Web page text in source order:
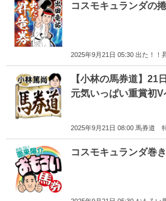
コスモキュランダの
2025年9月21日 05:30 出た！！
【小林の馬券道】
元気いっぱい重賞初
2025年9月21日 08:00 馬券道
コスモキュランダ巻